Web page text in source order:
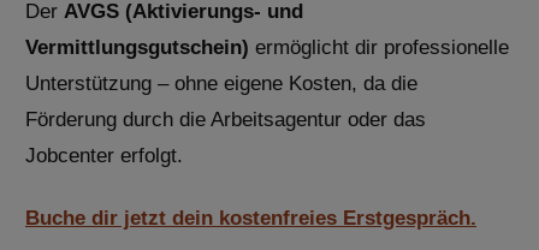
Der AVGS (Aktivierungs- und
Vermittlungsgutschein) ermöglicht dir professionelle
Unterstützung – ohne eigene Kosten, da die
Förderung durch die Arbeitsagentur oder das
Jobcenter erfolgt.
Buche dir jetzt dein kostenfreies Erstgespräch.